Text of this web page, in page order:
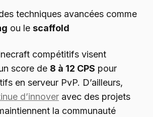
techniques avancées comme
ou le scaffold
compétitifs visent
score de 8 à 12 CPS pour
en serveur PvP. D’ailleurs,
d’innover avec des projets
la communauté